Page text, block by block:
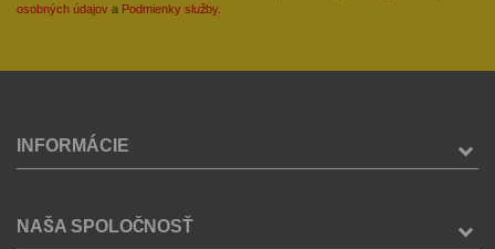
osobných údajov a Podmienky služby.
INFORMÁCIE
NAŠA SPOLOČNOSŤ